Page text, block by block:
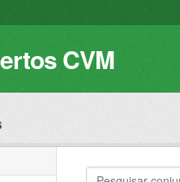
CVM